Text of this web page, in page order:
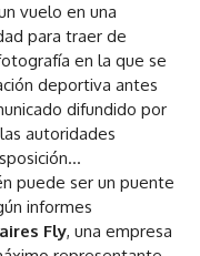
vuelo en una
para traer de
en la que se
deportiva antes
difundido por
autoridades
puede ser un puente
informes
Fly, una empresa